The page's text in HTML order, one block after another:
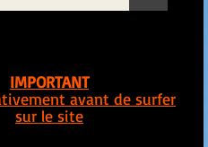
IMPORTANT
avant de surfer
sur le site